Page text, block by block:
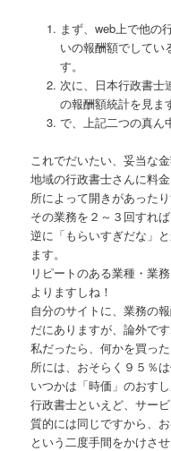
まず、web上で他の
いの報酬額でしてい
す。
次に、日本行政書士
の報酬額統計を見ま
で、上記二つの真ん
これでだいたい、妥当な
地域の行政書士さんに料
所によって開きがあった
その業務を２～３回すれ
逆に「もらいすぎだな」
ます。
リピートのある業種・業
よりますしね！
自分のサイトに、業務の
だにありますが、論外です
私だったら、何かを買っ
所には、おそらく９５％は
いつかは「時価」のおす
行政書士といえど、サー
質的には同じですから、
という二度手間をかけさ